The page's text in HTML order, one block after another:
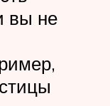
вы не